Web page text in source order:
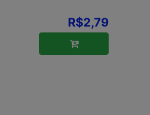
R$2,79